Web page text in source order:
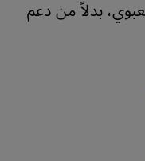
بدلاً من دعم